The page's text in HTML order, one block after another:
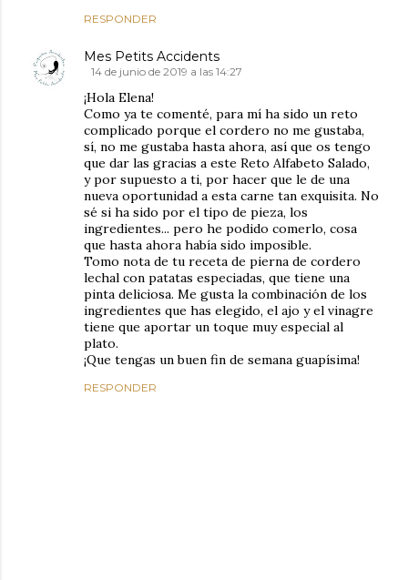
RESPONDER
Mes Petits Accidents
14 de junio de 2019 a las 14:27
¡Hola Elena!
Como ya te comenté, para mí ha sido un reto
complicado porque el cordero no me gustaba,
sí, no me gustaba hasta ahora, así que os tengo
que dar las gracias a este Reto Alfabeto Salado,
y por supuesto a ti, por hacer que le de una
nueva oportunidad a esta carne tan exquisita. No
sé si ha sido por el tipo de pieza, los
ingredientes... pero he podido comerlo, cosa
que hasta ahora había sido imposible.
Tomo nota de tu receta de pierna de cordero
lechal con patatas especiadas, que tiene una
pinta deliciosa. Me gusta la combinación de los
ingredientes que has elegido, el ajo y el vinagre
tiene que aportar un toque muy especial al
plato.
¡Que tengas un buen fin de semana guapísima!
RESPONDER